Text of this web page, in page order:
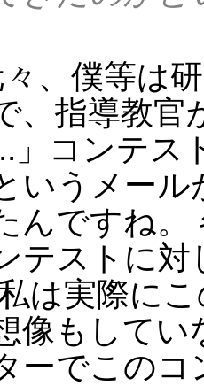
、僕等は
、指導教官
」コンテス
いうメール
んですね。
テストに対
は実際に
像もして
ーでこの